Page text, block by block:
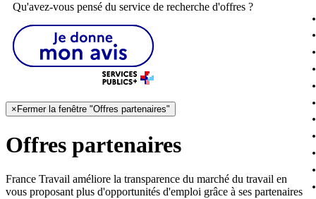
Qu'avez-vous pensé du service de recherche d'offres ?
× Fermer la fenêtre "Offres partenaires"
Offres partenaires
France Travail améliore la transparence du marché du travail en
vous proposant plus d'opportunités d'emploi grâce à ses partenaires